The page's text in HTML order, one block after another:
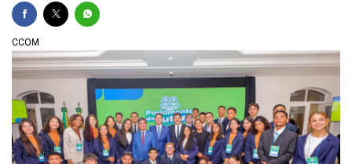
CCOM